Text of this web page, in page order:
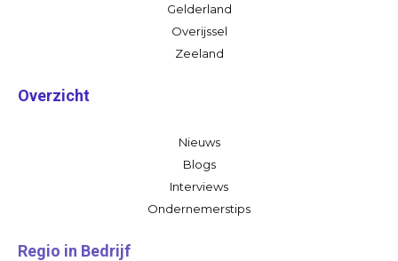
Gelderland
Overijssel
Zeeland
Overzicht
Nieuws
Blogs
Interviews
Ondernemerstips
Regio in Bedrijf